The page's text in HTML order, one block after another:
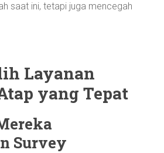
saat ini, tetapi juga mencegah
Layanan
yang Tepat
Survey